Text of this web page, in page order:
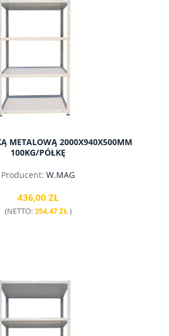
METALOWĄ 2000X940X500MM
100KG/PÓŁKĘ
Producent: W.MAG
436,00 ZŁ
(NETTO:354,47 ZŁ)
do koszyka